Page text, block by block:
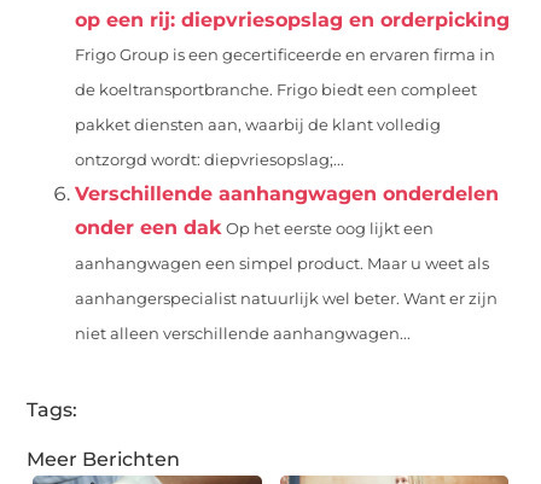
op een rij: diepvriesopslag en orderpicking
Frigo Group is een gecertificeerde en ervaren firma in
de koeltransportbranche. Frigo biedt een compleet
pakket diensten aan, waarbij de klant volledig
ontzorgd wordt: diepvriesopslag;...
Verschillende aanhangwagen onderdelen
onder een dak Op het eerste oog lijkt een
aanhangwagen een simpel product. Maar u weet als
aanhangerspecialist natuurlijk wel beter. Want er zijn
niet alleen verschillende aanhangwagen...
Tags:
Meer Berichten